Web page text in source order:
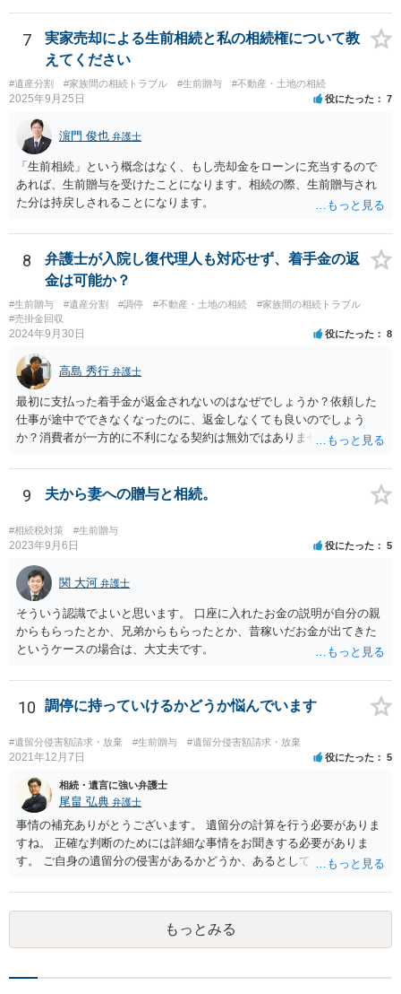
法として考えられるものとしては、 ①信託（家族信託・目的信託） 財
産を信託口に移し、受託者（信頼できる友人や専門職）に管理させ、
・生存中はあなたの生活費・介護費に優先充当 ・残余を友人や慈善団
体へ と使途を厳格に指定。相続ではなく信託帰属になるため、子の関
与を大きく排除できます。 ②遺言＋生命保険の組合せ 生活資金は手元
に残し、余剰資金で受取人を友人・団体にした保険を活用。保険金は
相続財産とは別枠で、遺留分対策にも有効と思われます。 ③負担付死
因贈与 「介護・見守り等を条件に、死亡時に財産を渡す」契約。条件
不履行なら無効にでき、老後の安心を担保できます。 ④ 寄附予約＋解
除条件 慈善団体への寄附を予約しつつ、資金不足時は解除できる条項
を設定。 などがあり得るかと思われます。
7
実家売却による生前相続と私の相続権について教
えてください
#遺産分割 #家族間の相続トラブル #生前贈与 #不動産・土地の相続
2025年9月25日 役にたった 7
濵門 俊也 弁護士
「生前相続」という概念はなく、もし売却金をローンに充当するので
あれば、生前贈与を受けたことになります。相続の際、生前贈与され
た分は持戻しされることになります。
8
弁護士が入院し復代理人も対応せず、着手金の返
金は可能か？
#生前贈与 #遺産分割 #調停 #不動産・土地の相続
#家族間の相続トラブル
#売掛金回収
2024年9月30日 役にたった 8
高島 秀行 弁護士
最初に支払った着手金が返金されないのはなぜでしょうか？依頼した
仕事が途中でできなくなったのに、返金しなくても良いのでしょう
か？消費者が一方的に不利になる契約は無効ではありませんか？
務があると思います。 倒れた弁護士が所属する弁護士会に相談さ
れた方がよいと思います。 倒れた弁護士は脳梗塞で倒れたようで
すが、 判断能力があり、復代理を倒れた弁護士の判断で復代理を
選任したのか 即ち、復代理人の選任は有効なのかという問題もあ
ると思います。
9 夫から妻への贈与と相続。
#相続税対策 #生前贈与
2023年9月6日 役にたった 5
関 大河 弁護士
そういう認識でよいと思います。 口座に入れたお金の説明が自分の親
からもらったとか、兄弟からもらったとか、昔稼いだお金が出てきた
というケースの場合は、大丈夫です。
10 調停に持っていけるかどうか悩んでいます
#遺留分侵害額請求・放棄 #生前贈与 #遺留分侵害額請求・放棄
2021年12月7日 役にたった 5
相続・遺言に強い弁護士
尾畠 弘典 弁護士
事情の補充ありがとうございます。 遺留分の計算を行う必要がありま
すね。 正確な判断のためには詳細な事情をお聞きする必要がありま
す。 ご自身の遺留分の侵害があるかどうか、あるとしてどの程度の金
相談されるのが良いと思います。
もっとみる